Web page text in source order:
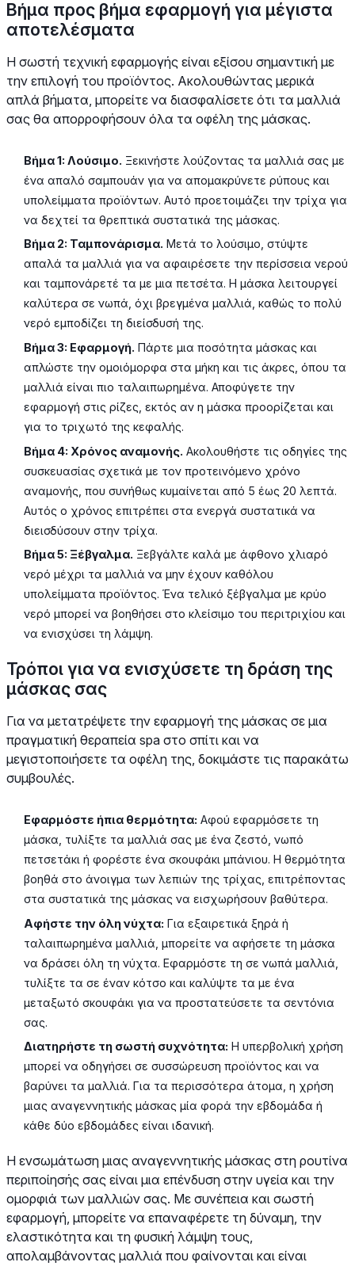
Βήμα προς βήμα εφαρμογή για μέγιστα
αποτελέσματα
Η σωστή τεχνική εφαρμογής είναι εξίσου σημαντική με
την επιλογή του προϊόντος. Ακολουθώντας μερικά
απλά βήματα, μπορείτε να διασφαλίσετε ότι τα μαλλιά
σας θα απορροφήσουν όλα τα οφέλη της μάσκας.
Βήμα 1: Λούσιμο. Ξεκινήστε λούζοντας τα μαλλιά σας με
ένα απαλό σαμπουάν για να απομακρύνετε ρύπους και
υπολείμματα προϊόντων. Αυτό προετοιμάζει την τρίχα για
να δεχτεί τα θρεπτικά συστατικά της μάσκας.
Βήμα 2: Ταμπονάρισμα. Μετά το λούσιμο, στύψτε
απαλά τα μαλλιά για να αφαιρέσετε την περίσσεια νερού
και ταμπονάρετέ τα με μια πετσέτα. Η μάσκα λειτουργεί
καλύτερα σε νωπά, όχι βρεγμένα μαλλιά, καθώς το πολύ
νερό εμποδίζει τη διείσδυσή της.
Βήμα 3: Εφαρμογή. Πάρτε μια ποσότητα μάσκας και
απλώστε την ομοιόμορφα στα μήκη και τις άκρες, όπου τα
μαλλιά είναι πιο ταλαιπωρημένα. Αποφύγετε την
εφαρμογή στις ρίζες, εκτός αν η μάσκα προορίζεται και
για το τριχωτό της κεφαλής.
Βήμα 4: Χρόνος αναμονής. Ακολουθήστε τις οδηγίες της
συσκευασίας σχετικά με τον προτεινόμενο χρόνο
αναμονής, που συνήθως κυμαίνεται από 5 έως 20 λεπτά.
Αυτός ο χρόνος επιτρέπει στα ενεργά συστατικά να
διεισδύσουν στην τρίχα.
Βήμα 5: Ξέβγαλμα. Ξεβγάλτε καλά με άφθονο χλιαρό
νερό μέχρι τα μαλλιά να μην έχουν καθόλου
υπολείμματα προϊόντος. Ένα τελικό ξέβγαλμα με κρύο
νερό μπορεί να βοηθήσει στο κλείσιμο του περιτριχίου και
να ενισχύσει τη λάμψη.
Τρόποι για να ενισχύσετε τη δράση της
μάσκας σας
Για να μετατρέψετε την εφαρμογή της μάσκας σε μια
πραγματική θεραπεία spa στο σπίτι και να
μεγιστοποιήσετε τα οφέλη της, δοκιμάστε τις παρακάτω
συμβουλές.
Εφαρμόστε ήπια θερμότητα: Αφού εφαρμόσετε τη
μάσκα, τυλίξτε τα μαλλιά σας με ένα ζεστό, νωπό
πετσετάκι ή φορέστε ένα σκουφάκι μπάνιου. Η θερμότητα
βοηθά στο άνοιγμα των λεπιών της τρίχας, επιτρέποντας
στα συστατικά της μάσκας να εισχωρήσουν βαθύτερα.
Αφήστε την όλη νύχτα: Για εξαιρετικά ξηρά ή
ταλαιπωρημένα μαλλιά, μπορείτε να αφήσετε τη μάσκα
να δράσει όλη τη νύχτα. Εφαρμόστε τη σε νωπά μαλλιά,
τυλίξτε τα σε έναν κότσο και καλύψτε τα με ένα
μεταξωτό σκουφάκι για να προστατεύσετε τα σεντόνια
σας.
Διατηρήστε τη σωστή συχνότητα: Η υπερβολική χρήση
μπορεί να οδηγήσει σε συσσώρευση προϊόντος και να
βαρύνει τα μαλλιά. Για τα περισσότερα άτομα, η χρήση
μιας αναγεννητικής μάσκας μία φορά την εβδομάδα ή
κάθε δύο εβδομάδες είναι ιδανική.
Η ενσωμάτωση μιας αναγεννητικής μάσκας στη ρουτίνα
περιποίησής σας είναι μια επένδυση στην υγεία και την
ομορφιά των μαλλιών σας. Με συνέπεια και σωστή
εφαρμογή, μπορείτε να επαναφέρετε τη δύναμη, την
ελαστικότητα και τη φυσική λάμψη τους,
απολαμβάνοντας μαλλιά που φαίνονται και είναι